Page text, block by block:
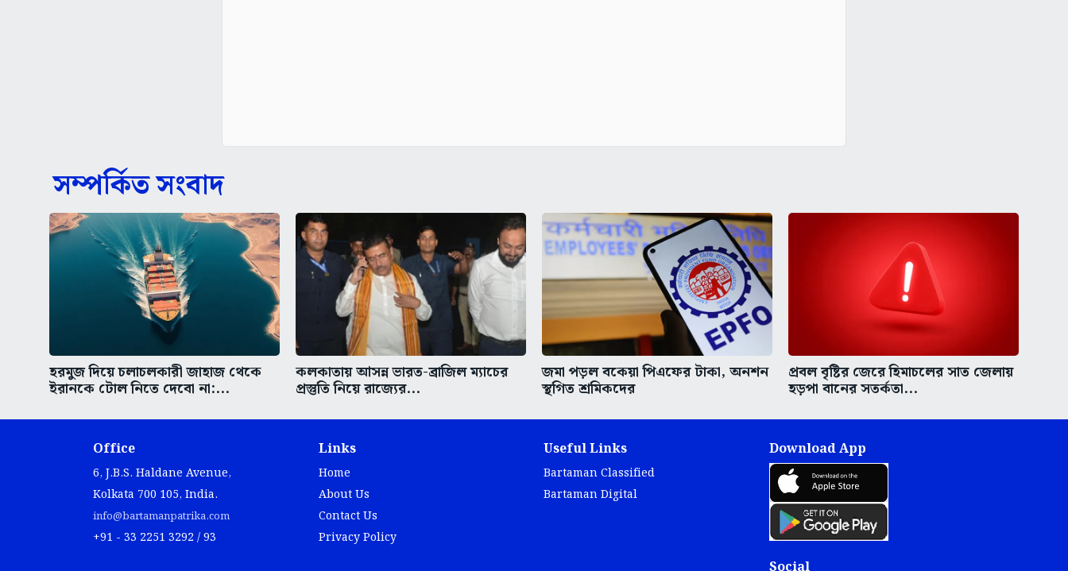
সম্পর্কিত সংবাদ
হরমুজ দিয়ে চলাচলকারী জাহাজ থেকে
ইরানকে টোল নিতে দেবো না:...
কলকাতায় আসন্ন ভারত-ব্রাজিল ম্যাচের
প্রস্তুতি নিয়ে রাজ্যের...
জমা পড়ল বকেয়া পিএফের টাকা, অনশন
স্থগিত শ্রমিকদের
প্রবল বৃষ্টির জেরে হিমাচলের সাত জেলায়
হড়পা বানের সতর্কতা...
Office
6, J.B.S. Haldane Avenue,
Kolkata 700 105, India.
info@bartamanpatrika.com
+91 - 33 2251 3292 / 93
Links
Home
About Us
Contact Us
Privacy Policy
Useful Links
Bartaman Classified
Bartaman Digital
Download App